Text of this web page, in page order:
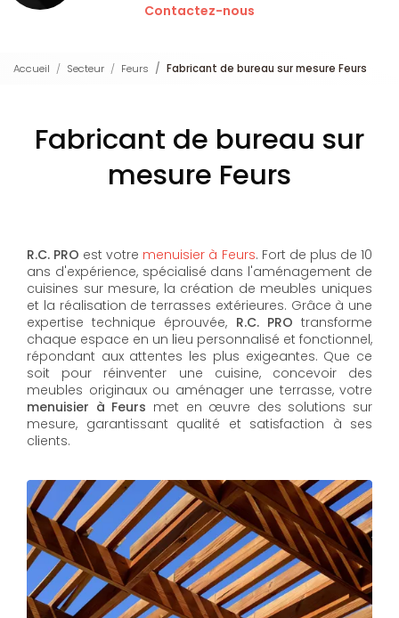
Contactez-nous
Accueil Secteur Feurs Fabricant de bureau sur mesure Feurs
Fabricant de bureau sur
mesure Feurs
R.C. PRO est votre menuisier à Feurs. Fort de plus de 10
ans d'expérience, spécialisé dans l'aménagement de
cuisines sur mesure, la création de meubles uniques
et la réalisation de terrasses extérieures. Grâce à une
expertise technique éprouvée, R.C. PRO transforme
chaque espace en un lieu personnalisé et fonctionnel,
répondant aux attentes les plus exigeantes. Que ce
soit pour réinventer une cuisine, concevoir des
meubles originaux ou aménager une terrasse, votre
menuisier à Feurs met en œuvre des solutions sur
mesure, garantissant qualité et satisfaction à ses
clients.